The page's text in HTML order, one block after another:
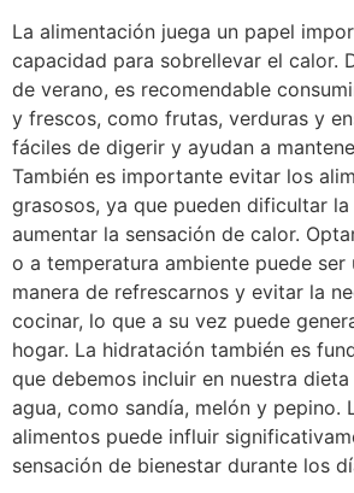
La alimentación juega un papel
capacidad para sobrellevar el calor.
de verano, es recomendable
y frescos, como frutas, verduras y
fáciles de digerir y ayudan a
También es importante evitar los
grasosos, ya que pueden dificultar
aumentar la sensación de calor.
o a temperatura ambiente puede ser
manera de refrescarnos y evitar la
cocinar, lo que a su vez puede
hogar. La hidratación también es
que debemos incluir en nuestra
agua, como sandía, melón y pepino.
alimentos puede influir
sensación de bienestar durante los